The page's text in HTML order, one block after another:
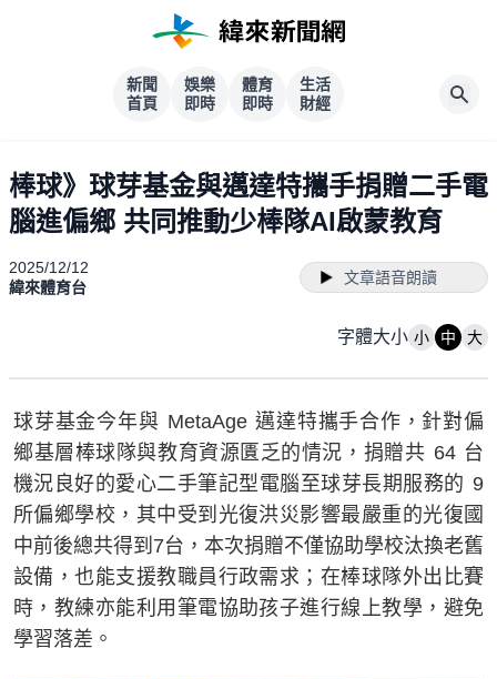
新聞
首頁
娛樂
即時
體育
即時
生活
財經
棒球》球芽基金與邁達特攜手捐贈二手電
腦進偏鄉 共同推動少棒隊AI啟蒙教育
2025/12/12
緯來體育台
文章語音朗讀
字體大小 小 中 大
球芽基金今年與 MetaAge 邁達特攜手合作，針對偏
鄉基層棒球隊與教育資源匱乏的情況，捐贈共 64 台
機況良好的愛心二手筆記型電腦至球芽長期服務的 9
所偏鄉學校，其中受到光復洪災影響最嚴重的光復國
中前後總共得到7台，本次捐贈不僅協助學校汰換老舊
設備，也能支援教職員行政需求；在棒球隊外出比賽
時，教練亦能利用筆電協助孩子進行線上教學，避免
學習落差。